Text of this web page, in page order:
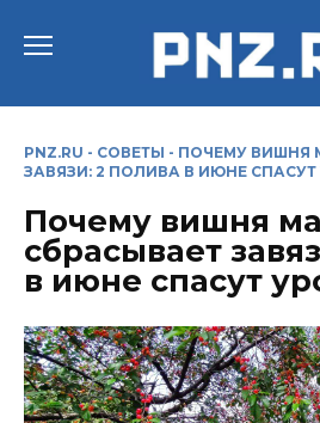
PNZ.RU - СОВЕТЫ - ПОЧЕМУ ВИШНЯ
ЗАВЯЗИ: 2 ПОЛИВА В ИЮНЕ
Почему вишня
сбрасывает
в июне спасут